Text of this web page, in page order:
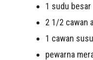
1 sudu
2 1/2 cawan
1 cawan
pewarna